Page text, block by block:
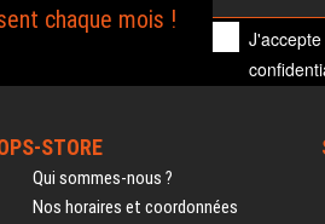
chaque mois !
STORE
Qui sommes-nous ?
Nos horaires et coordonnées